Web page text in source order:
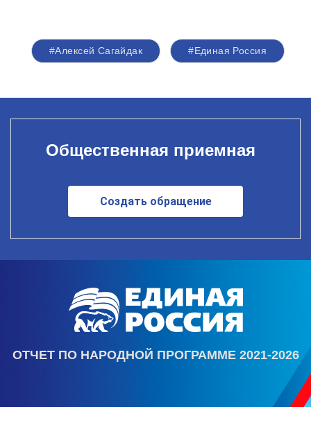
#Алексей Сагайдак #Единая Россия
Общественная приемная
Создать обращение
ОТЧЕТ ПО НАРОДНОЙ ПРОГРАММЕ 2021-2026